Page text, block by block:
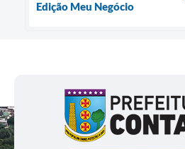
Edição Meu Negócio